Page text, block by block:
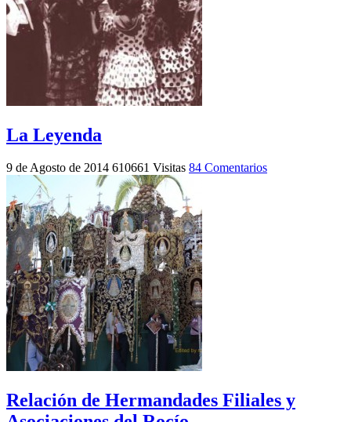
La Leyenda
9 de Agosto de 2014 610661 Visitas 84 Comentarios
Relación de Hermandades Filiales y